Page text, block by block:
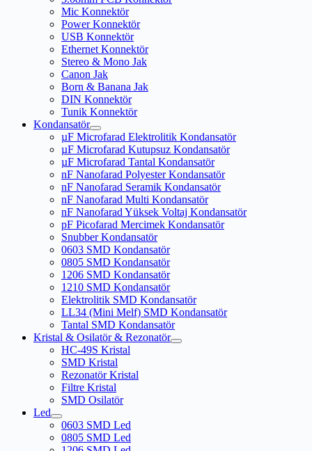
Mic Konnektör
Power Konnektör
USB Konnektör
Ethernet Konnektör
Stereo & Mono Jak
Canon Jak
Born & Banana Jak
DIN Konnektör
Tunik Konnektör
Kondansatör
µF Microfarad Elektrolitik Kondansatör
µF Microfarad Kutupsuz Kondansatör
µF Microfarad Tantal Kondansatör
nF Nanofarad Polyester Kondansatör
nF Nanofarad Seramik Kondansatör
nF Nanofarad Multi Kondansatör
nF Nanofarad Yüksek Voltaj Kondansatör
pF Picofarad Mercimek Kondansatör
Snubber Kondansatör
0603 SMD Kondansatör
0805 SMD Kondansatör
1206 SMD Kondansatör
1210 SMD Kondansatör
Elektrolitik SMD Kondansatör
LL34 (Mini Melf) SMD Kondansatör
Tantal SMD Kondansatör
Kristal & Osilatör & Rezonatör
HC-49S Kristal
SMD Kristal
Rezonatör Kristal
Filtre Kristal
SMD Osilatör
Led
0603 SMD Led
0805 SMD Led